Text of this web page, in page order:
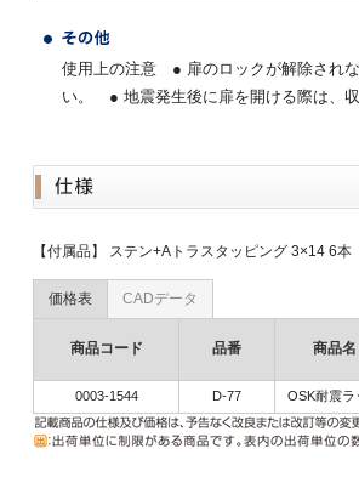
使用上の注意 ● 扉のロックが解除され
い。 ● 地震発生後に扉を開ける際は、
【付属品】 ステン+Aトラスタッピング 3×14 6本
価格表 CADデータ
商品コード 品番
0003-1544 D-77
商品名
OSK耐震ラ